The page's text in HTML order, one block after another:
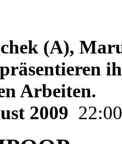
(A),
Arbeiten.
2009 22:00